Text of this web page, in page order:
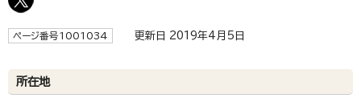
ページ番号1001034 更新日 2019年4月5日
所在地